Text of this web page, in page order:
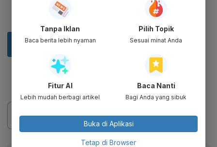
Tanpa Iklan
Baca berita lebih nyaman
Pilih Topik
Sesuai minat Anda
Fitur AI
Lebih mudah berbagi artikel
Baca Nanti
Bagi Anda yang sibuk
Buka di Aplikasi
Tetap di Browser